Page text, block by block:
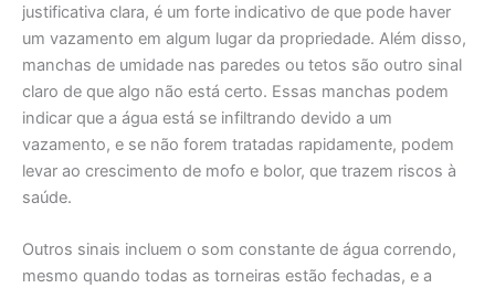
justificativa clara, é um forte indicativo de que pode haver
um vazamento em algum lugar da propriedade. Além disso,
manchas de umidade nas paredes ou tetos são outro sinal
claro de que algo não está certo. Essas manchas podem
indicar que a água está se infiltrando devido a um
vazamento, e se não forem tratadas rapidamente, podem
levar ao crescimento de mofo e bolor, que trazem riscos à
saúde.
Outros sinais incluem o som constante de água correndo,
mesmo quando todas as torneiras estão fechadas, e a